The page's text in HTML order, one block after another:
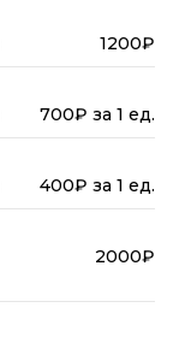
1200₽
700₽ за 1 ед.
400₽ за 1 ед.
2000₽